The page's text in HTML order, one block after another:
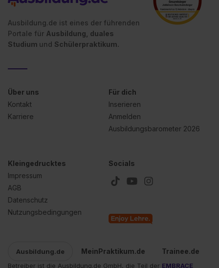
Ausbildung.de ist eines der führenden
Portale für Ausbildung, duales
Studium und Schülerpraktikum.
Über uns
Kontakt
Karriere
Für dich
Inserieren
Anmelden
Ausbildungsbarometer 2026
Kleingedrucktes
Impressum
AGB
Datenschutz
Nutzungsbedingungen
Socials
Ausbildung.de MeinPraktikum.de Trainee.de
Betreiber ist die Ausbildung.de GmbH, die Teil der EMBRACE